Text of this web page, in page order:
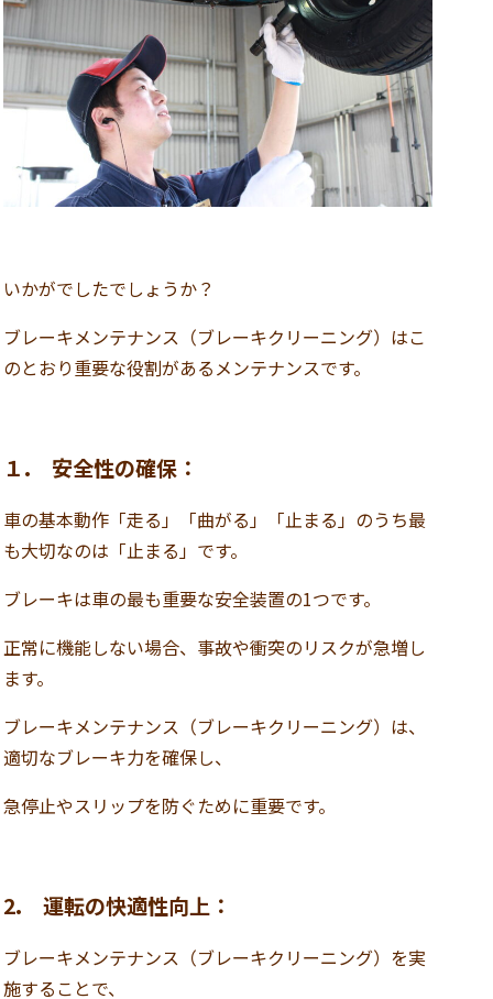
いかがでしたでしょうか？
ブレーキメンテナンス（ブレーキクリーニング）はこ
のとおり重要な役割があるメンテナンスです。
１. 安全性の確保：
車の基本動作「走る」「曲がる」「止まる」のうち最
も大切なのは「止まる」です。
ブレーキは車の最も重要な安全装置の1つです。
正常に機能しない場合、事故や衝突のリスクが急増し
ます。
ブレーキメンテナンス（ブレーキクリーニング）は、
適切なブレーキ力を確保し、
急停止やスリップを防ぐために重要です。
2. 運転の快適性向上：
ブレーキメンテナンス（ブレーキクリーニング）を実
施することで、